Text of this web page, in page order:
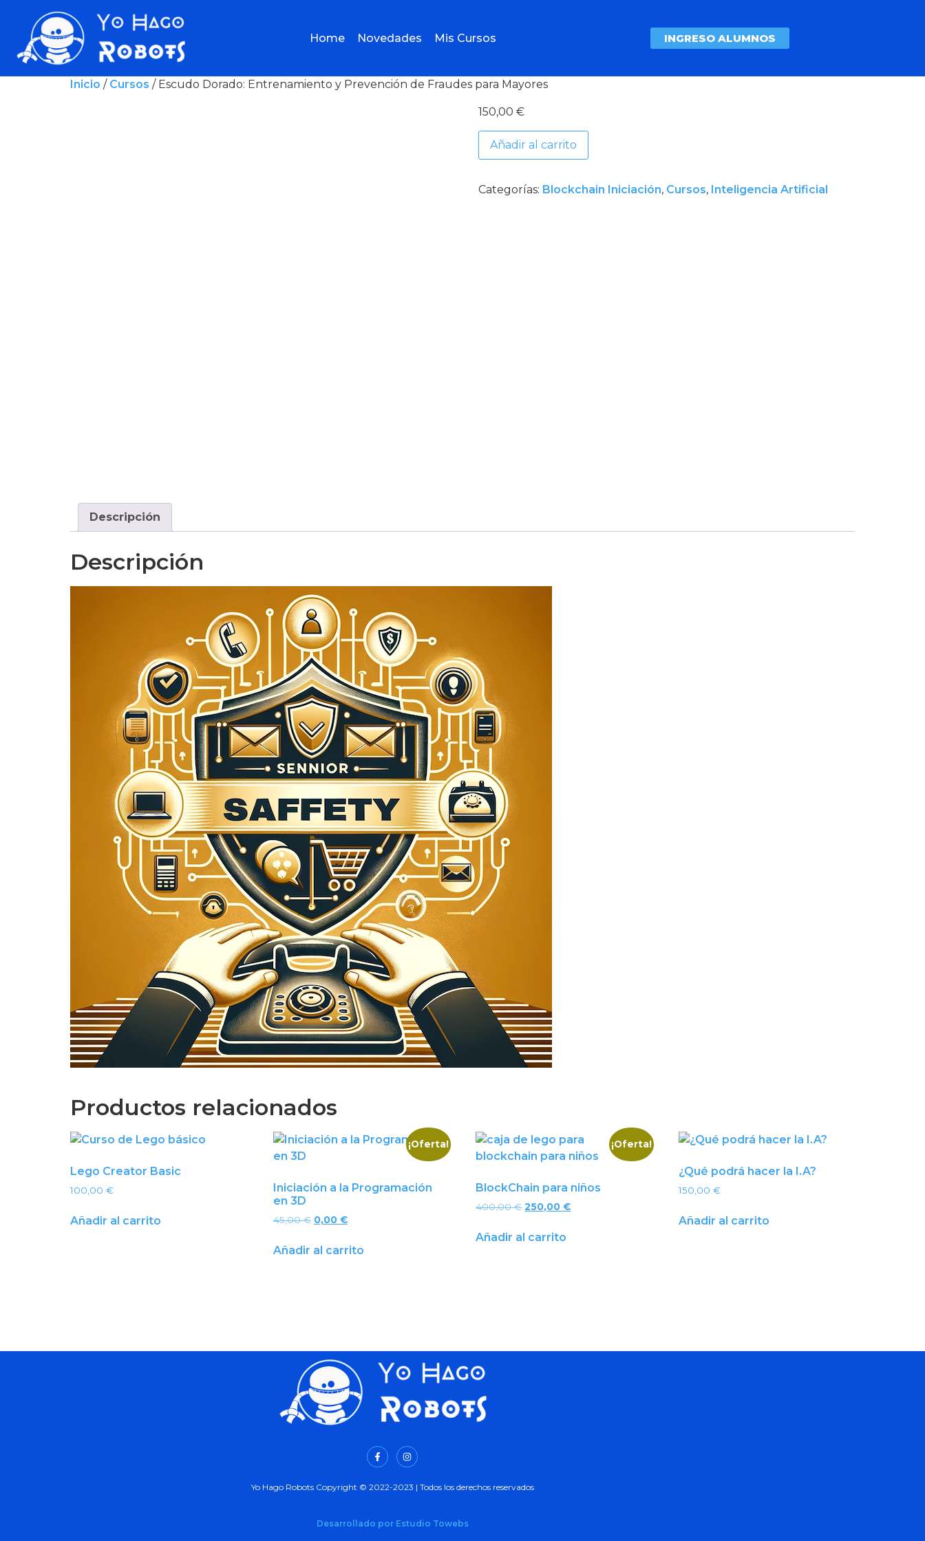
Home Novedades Mis Cursos INGRESO ALUMNOS
Inicio / Cursos / Escudo Dorado: Entrenamiento y Prevención de Fraudes para Mayores
150,00 €
Añadir al carrito
Categorías: Blockchain Iniciación, Cursos, Inteligencia Artificial
Descripción
Descripción
Productos relacionados
Lego Creator Basic
100,00 €
Añadir al carrito
¡Oferta!
Iniciación a la Programación
en 3D
45,00€ 0,00 €
Añadir al carrito
¡Oferta!
BlockChain para niños
400,00€ 250,00€
Añadir al carrito
¿Qué podrá hacer la I.A?
150,00€
Añadir al carrito
Yo Hago Robots Copyright © 2022-2023 | Todos los derechos reservados
Desarrollado por Estudio Towebs